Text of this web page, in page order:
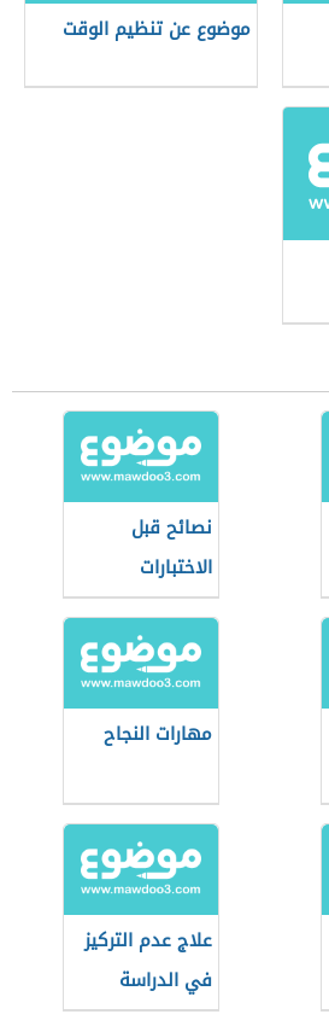
موضوع عن تنظيم الوقت
نصائح قبل
الاختبارات
مهارات النجاح
علاج عدم التركيز
في الدراسة